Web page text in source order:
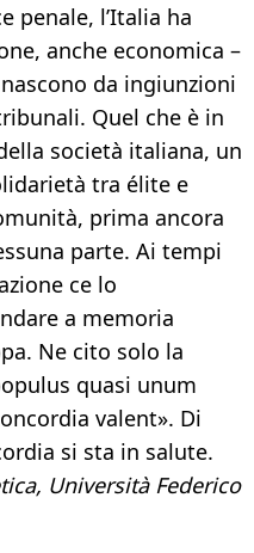
penale, l’Italia ha
anche economica –
da ingiunzioni
Quel che è in
società italiana, un
tra élite e
prima ancora
parte. Ai tempi
ce lo
a memoria
Ne cito solo la
quasi unum
valent». Di
si sta in salute.
Università Federico